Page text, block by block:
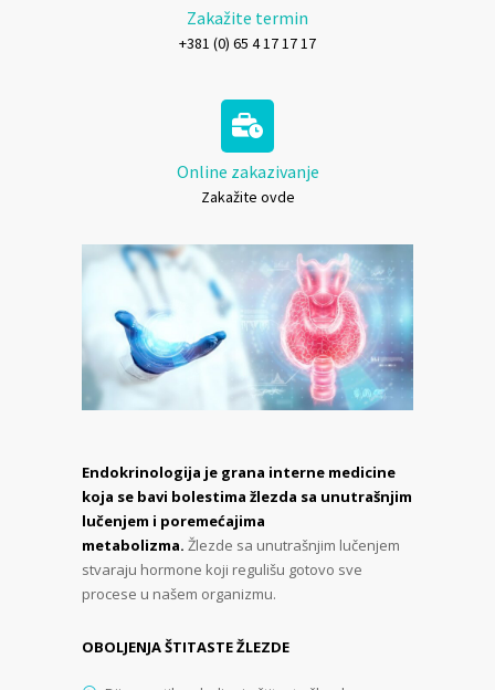
Zakažite termin
+381 (0) 65 4 17 17 17
Online zakazivanje
Zakažite ovde
Endokrinologija je grana interne medicine
koja se bavi bolestima žlezda sa unutrašnjim
lučenjem i poremećajima
metabolizma. Žlezde sa unutrašnjim lučenjem
stvaraju hormone koji regulišu gotovo sve
procese u našem organizmu.
OBOLJENJA ŠTITASTE ŽLEZDE